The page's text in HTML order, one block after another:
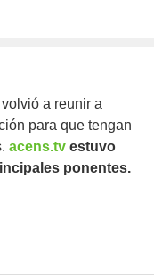
a reunir a
para que tengan
acens.tvestuvo
ponentes.